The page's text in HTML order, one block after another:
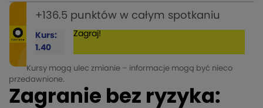
+136.5 punktów w całym spotkaniu
Kurs:
1.40
Zagraj!
Kursy mogą ulec zmianie – informacje mogą być nieco
przedawnione.
Zagranie bez ryzyka: